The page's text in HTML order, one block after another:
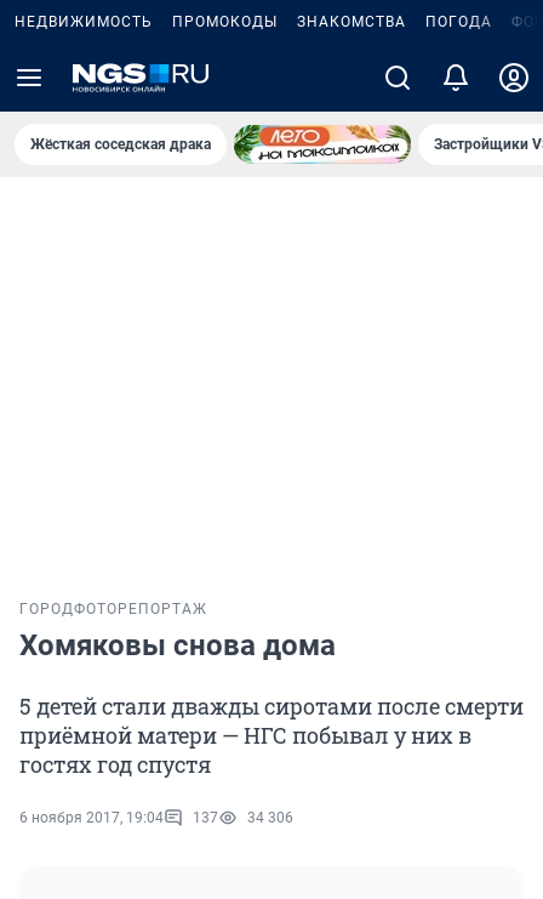
НЕДВИЖИМОСТЬ ПРОМОКОДЫ ЗНАКОМСТВА ПОГОДА
Жёсткая соседская драка Застройщики
ГОРОДФОТОРЕПОРТАЖ
Хомяковы снова дома
5 детей стали дважды сиротами после смерти
приёмной матери — НГС побывал у них в
гостях год спустя
6 ноября 2017, 19:04 137 34 306